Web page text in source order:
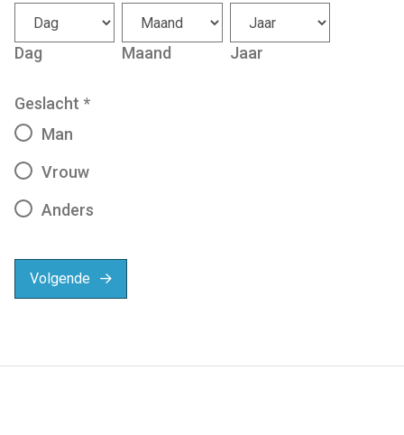
Dag Maand Jaar
Geslacht *
Man
Vrouw
Anders
Volgende